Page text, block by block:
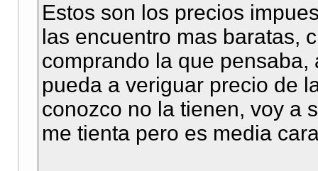
Estos son los precios
las encuentro mas baratas,
comprando la que
pueda a veriguar precio de
conozco no la tienen, voy a
me tienta pero es media